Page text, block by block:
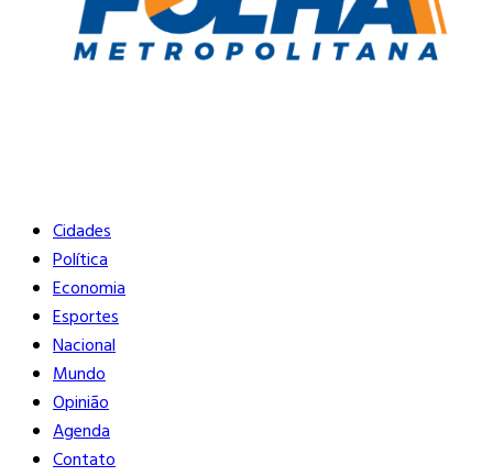
Buscar
Cidades
Política
Economia
Esportes
Nacional
Mundo
Opinião
Agenda
Contato